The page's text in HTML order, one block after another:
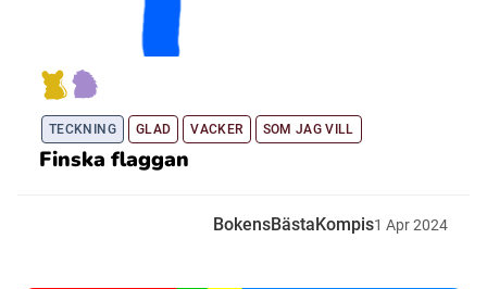
TECKNING GLAD VACKER SOM JAG VILL
Finska flaggan
BokensBästaKompis1 Apr2024